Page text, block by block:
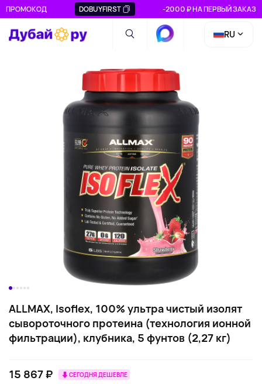
ПРОМОКОД DOBUYFIRST -2000 ₽ НА ПЕРВЫЙ ЗАКАЗ
RU
ALLMAX, Isoflex, 100% ультра чистый изолят
сывороточного протеина (технология ионной
фильтрации), клубника, 5 фунтов (2,27 кг)
15 867 ₽ СЕГОДНЯ ДЕШЕВЛЕ